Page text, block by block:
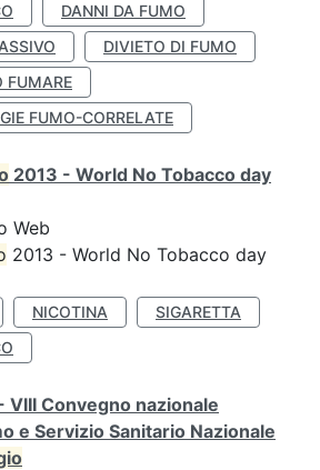
DANNI DA FUMO
DIVIETO DI FUMO
FUMARE
FUMO-CORRELATE
2013 - World No Tobacco day
Web
2013 - World No Tobacco day
NICOTINA
SIGARETTA
VIII Convegno nazionale
e Servizio Sanitario Nazionale